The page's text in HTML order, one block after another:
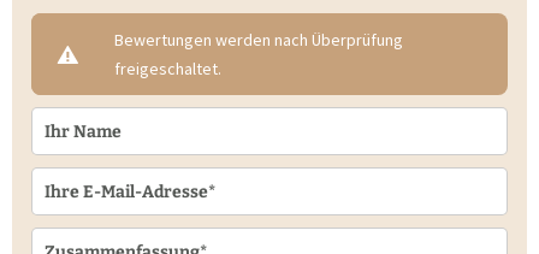
Bewertungen werden nach Überprüfung
freigeschaltet.